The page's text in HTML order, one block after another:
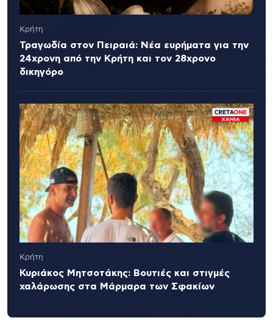
Κρήτη
Τραγωδία στον Πειραιά: Νέα ευρήματα για την
24χρονη από την Κρήτη και τον 28χρονο
δικηγόρο
Κρήτη
Κυριάκος Μητσοτάκης: Βουτιές και στιγμές
χαλάρωσης στα Μάρμαρα των Σφακίων